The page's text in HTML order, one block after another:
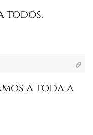
todos.
a toda a